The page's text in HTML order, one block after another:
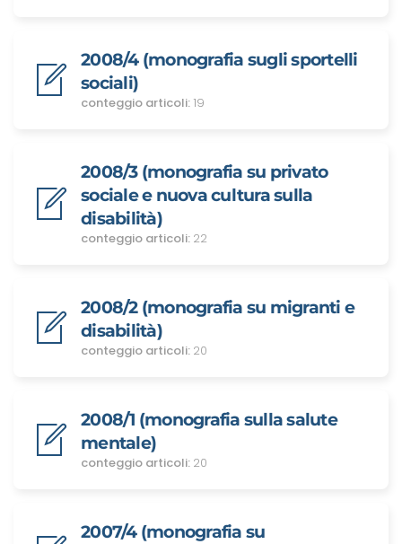
2008/4 (monografia sugli sportelli
sociali)
conteggio articoli: 19
2008/3 (monografia su privato
sociale e nuova cultura sulla
disabilità)
conteggio articoli: 22
2008/2 (monografia su migranti e
disabilità)
conteggio articoli: 20
2008/1 (monografia sulla salute
mentale)
conteggio articoli: 20
2007/4 (monografia su